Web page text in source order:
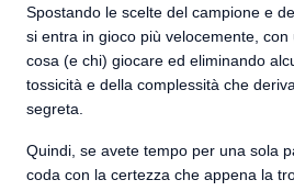
Spostando le scelte del campione e
si entra in gioco più velocemente,
cosa (e chi) giocare ed eliminando
tossicità e della complessità che
segreta.
Quindi, se avete tempo per una sola
coda con la certezza che appena la